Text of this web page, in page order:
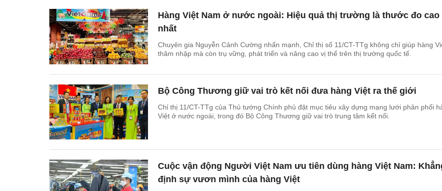
Hàng Việt Nam ở nước ngoài: Hiệu quả thị trường là thước đo cao
nhất
Chuyên gia Nguyễn Cảnh Cường nhấn mạnh, Chỉ thị số 11/CT-TTg không chỉ giúp hàng
thâm nhập mà còn trụ vững, phát triển và nâng cao vị thế trên thị trường quốc tế.
Bộ Công Thương giữ vai trò kết nối đưa hàng Việt ra thế giới
Chỉ thị 11/CT-TTg của Thủ tướng Chính phủ đặt mục tiêu xây dựng mạng lưới phân phối
Việt ở nước ngoài, trong đó Bộ Công Thương giữ vai trò trung tâm kết nối.
Cuộc vận động Người Việt Nam ưu tiên dùng hàng Việt Nam:
định sự vươn mình của hàng Việt